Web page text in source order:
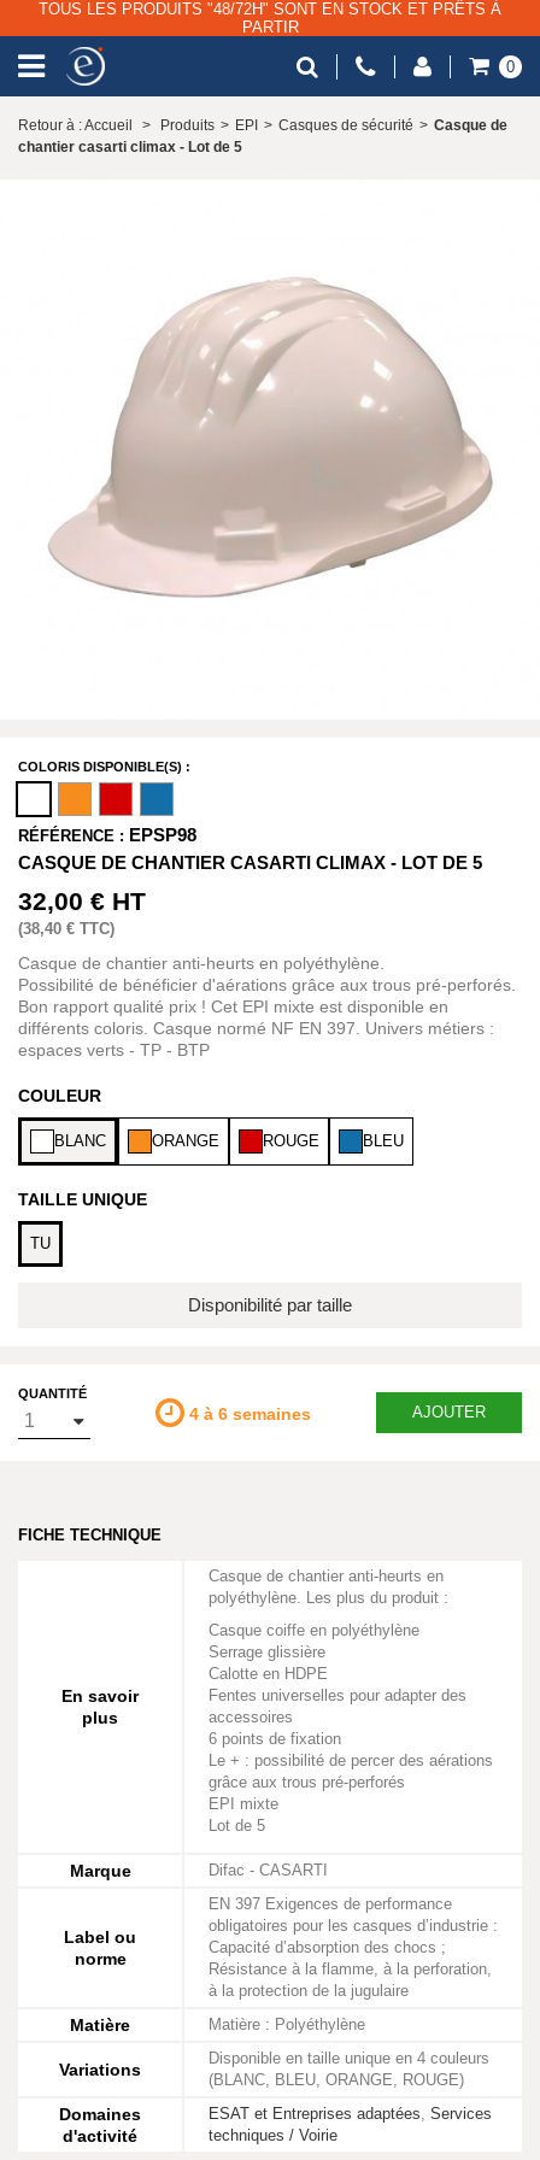
TOUS LES PRODUITS "48/72H" SONT EN STOCK ET PRÊTS À
PARTIR
0
Retour à : Accueil > Produits > EPI > Casques de sécurité > Casque de
chantier casarti climax - Lot de 5
COLORIS DISPONIBLE(S) :
RÉFÉRENCE : EPSP98
CASQUE DE CHANTIER CASARTI CLIMAX - LOT DE 5
32,00 € HT
(38,40 € TTC)
Casque de chantier anti-heurts en polyéthylène.
Possibilité de bénéficier d'aérations grâce aux trous pré-perforés.
Bon rapport qualité prix ! Cet EPI mixte est disponible en
différents coloris. Casque normé NF EN 397. Univers métiers :
espaces verts - TP - BTP
COULEUR
BLANC ORANGE ROUGE BLEU
TAILLE UNIQUE
TU
Disponibilité par taille
QUANTITÉ
4 à 6 semaines AJOUTER
FICHE TECHNIQUE
En savoir
plus
Casque de chantier anti-heurts en
polyéthylène. Les plus du produit :
Casque coiffe en polyéthylène
Serrage glissière
Calotte en HDPE
Fentes universelles pour adapter des
accessoires
6 points de fixation
Le + : possibilité de percer des aérations
grâce aux trous pré-perforés
EPI mixte
Lot de 5
Marque Difac - CASARTI
Label ou
norme
EN 397 Exigences de performance
obligatoires pour les casques d’industrie :
Capacité d’absorption des chocs ;
Résistance à la flamme, à la perforation,
à la protection de la jugulaire
Matière Matière : Polyéthylène
Variations
Disponible en taille unique en 4 couleurs
(BLANC, BLEU, ORANGE, ROUGE)
Domaines
d'activité
ESAT et Entreprises adaptées, Services
techniques / Voirie